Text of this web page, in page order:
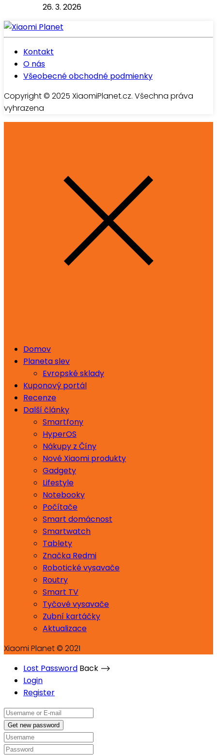
26. 3. 2026
Kontakt
O nás
Všeobecné obchodné podmienky
Copyright © 2025 XiaomiPlanet.cz. Všechna práva
vyhrazena
Domov
Planeta slev
Evropské sklady
Kuponový portál
Recenze
Další články
Smartfony
HyperOS
Nákupy z Číny
Nové Xiaomi produkty
Gadgety
Lifestyle
Notebooky
Počítače
Smart domácnost
Smartwatch
Tablety
Značka Redmi
Robotické vysavače
Routry
Smart TV
Tyčové vysavače
Zubní kartáčky
Aktualizace
Xiaomi Planet © 2021
Lost Password Back ⟶
Login
Register
Get new password